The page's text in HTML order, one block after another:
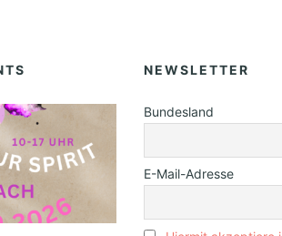
NEWSLETTER
Bundesland
E-Mail-Adresse